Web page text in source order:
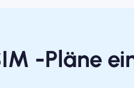
-Pläne